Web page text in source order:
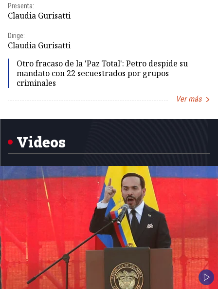
Presenta:
Claudia Gurisatti
Dirige:
Claudia Gurisatti
Otro fracaso de la 'Paz Total': Petro despide su
mandato con 22 secuestrados por grupos
criminales
Ver más
1
Videos